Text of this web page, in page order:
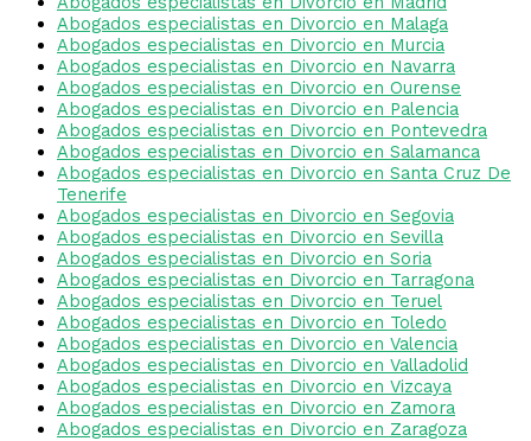
Abogados especialistas en Divorcio en Malaga
Abogados especialistas en Divorcio en Murcia
Abogados especialistas en Divorcio en Navarra
Abogados especialistas en Divorcio en Ourense
Abogados especialistas en Divorcio en Palencia
Abogados especialistas en Divorcio en Pontevedra
Abogados especialistas en Divorcio en Salamanca
Abogados especialistas en Divorcio en Santa Cruz De
Tenerife
Abogados especialistas en Divorcio en Segovia
Abogados especialistas en Divorcio en Sevilla
Abogados especialistas en Divorcio en Soria
Abogados especialistas en Divorcio en Tarragona
Abogados especialistas en Divorcio en Teruel
Abogados especialistas en Divorcio en Toledo
Abogados especialistas en Divorcio en Valencia
Abogados especialistas en Divorcio en Valladolid
Abogados especialistas en Divorcio en Vizcaya
Abogados especialistas en Divorcio en Zamora
Abogados especialistas en Divorcio en Zaragoza